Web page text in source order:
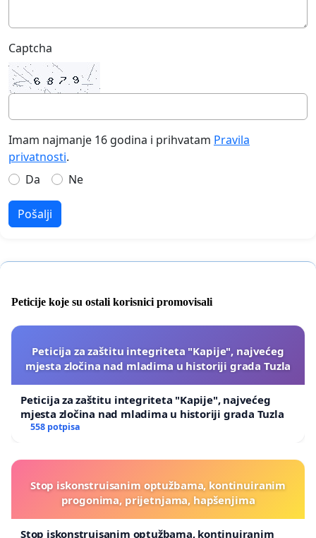
Captcha
Imam najmanje 16 godina i prihvatam Pravila
privatnosti.
Da
Ne
Pošalji
Peticije koje su ostali korisnici promovisali
Peticija za zaštitu integriteta "Kapije", najvećeg
mjesta zločina nad mladima u historiji grada Tuzla
Peticija za zaštitu integriteta "Kapije", najvećeg
mjesta zločina nad mladima u historiji grada Tuzla
558 potpisa
Stop iskonstruisanim optužbama, kontinuiranim
progonima, prijetnjama, hapšenjima
Stop iskonstruisanim optužbama, kontinuiranim